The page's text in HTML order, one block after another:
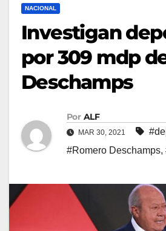
NACIONAL
Investigan
por 309 mdp
Deschamps
Por ALF
MAR 30, 2021
#Romero Deschamps,